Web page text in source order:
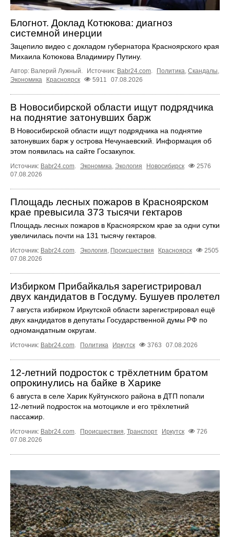
Блогнот. Доклад Котюкова: диагноз
системной инерции
Зацепило видео с докладом губернатора Красноярского края
Михаила Котюкова Владимиру Путину.
Автор: Валерий Лужный. Источник: Babr24.com. Политика, Скандалы,
Экономика
Красноярск 5911 07.08.2026
В Новосибирской области ищут подрядчика
на поднятие затонувших барж
В Новосибирской области ищут подрядчика на поднятие
затонувших барж у острова Нечунаевский. Информация об
этом появилась на сайте Госзакупок.
Источник: Babr24.com. Экономика, Экология Новосибирск
2576
07.08.2026
Площадь лесных пожаров в Красноярском
крае превысила 373 тысячи гектаров
Площадь лесных пожаров в Красноярском крае за одни сутки
увеличилась почти на 131 тысячу гектаров.
Источник: Babr24.com. Экология, Происшествия Красноярск
2505
07.08.2026
Избирком Прибайкалья зарегистрировал
двух кандидатов в Госдуму. Бушуев пролетел
7 августа избирком Иркутской области зарегистрировал ещё
двух кандидатов в депутаты Государственной думы РФ по
одномандатным округам.
Источник: Babr24.com. Политика Иркутск 3763 07.08.2026
12‑летний подросток с трёхлетним братом
опрокинулись на байке в Харике
6 августа в селе Харик Куйтунского района в ДТП попали
12‑летний подросток на мотоцикле и его трёхлетний
пассажир.
Источник: Babr24.com. Происшествия, Транспорт Иркутск
726
07.08.2026